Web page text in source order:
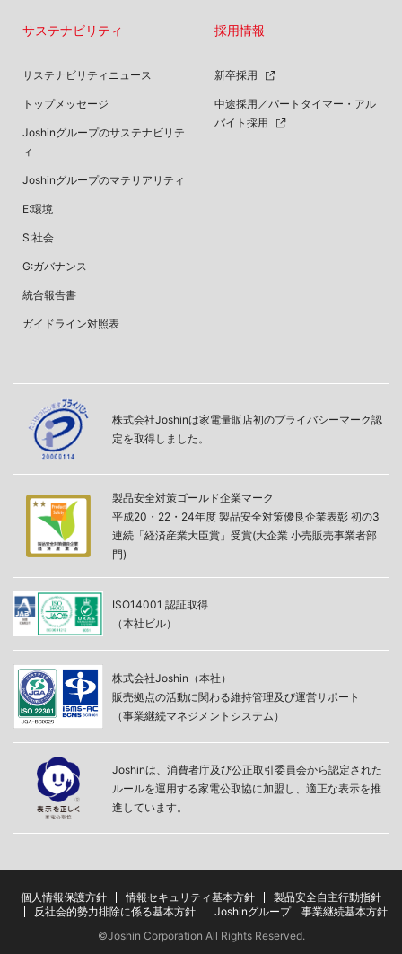
サステナビリティ
サステナビリティニュース
トップメッセージ
Joshinグループのサステナビリテ
ィ
Joshinグループのマテリアリティ
E:環境
S:社会
G:ガバナンス
統合報告書
ガイドライン対照表
採用情報
新卒採用
中途採用／パートタイマー・アル
バイト採用
株式会社Joshinは家電量販店初のプライバシーマーク認
定を取得しました。
製品安全対策ゴールド企業マーク
平成20・22・24年度 製品安全対策優良企業表彰 初の3
連続「経済産業大臣賞」受賞(大企業 小売販売事業者部
門)
ISO14001 認証取得
（本社ビル）
株式会社Joshin（本社）
販売拠点の活動に関わる維持管理及び運営サポート
（事業継続マネジメントシステム）
Joshinは、消費者庁及び公正取引委員会から認定された
ルールを運用する家電公取協に加盟し、適正な表示を推
進しています。
個人情報保護方針 情報セキュリティ基本方針
製品安全自主行動指針
反社会的勢力排除に係る基本方針
Joshinグループ 事業継続基本方針
©Joshin Corporation All Rights Reserved.